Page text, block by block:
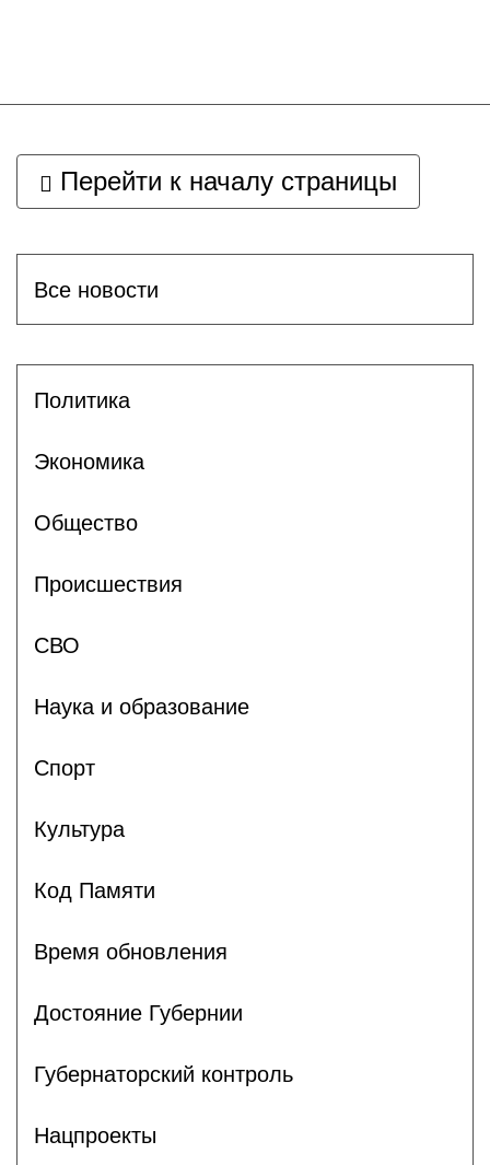
Перейти к началу страницы
Все новости
Политика
Экономика
Общество
Происшествия
СВО
Наука и образование
Спорт
Культура
Код Памяти
Время обновления
Достояние Губернии
Губернаторский контроль
Нацпроекты